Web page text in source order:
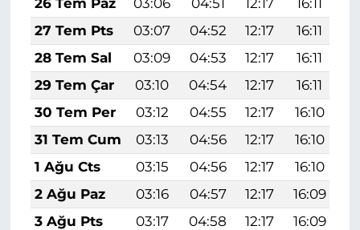
26 Tem Paz
03:06 04:51 12:17 16:11
27 Tem Pts
03:07 04:52 12:17 16:11
28 Tem Sal
03:09 04:53 12:17 16:11
29 Tem Çar
03:10 04:54 12:17 16:11
30 Tem Per
03:12 04:55 12:17 16:10
31 Tem Cum
03:13 04:56 12:17 16:10
1 Ağu Cts
03:15 04:56 12:17 16:10
2 Ağu Paz
03:16 04:57 12:17 16:09
3 Ağu Pts
03:17 04:58 12:17 16:09